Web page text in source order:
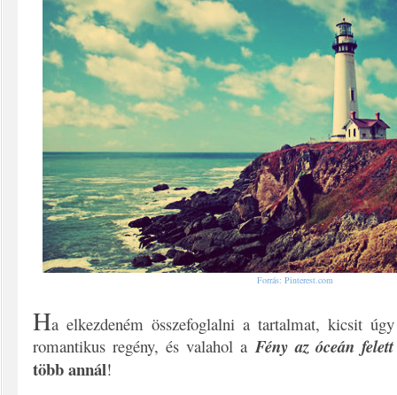
Forrás: Pinterest.com
Ha elkezdeném összefoglalni a tartalmat, kicsit
romantikus regény, és valahol a Fény az óceán felett
több annál!